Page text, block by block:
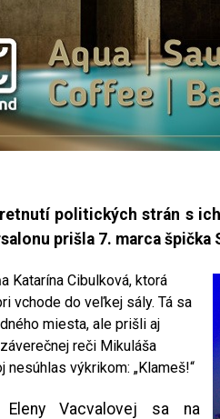
politických strán s
prišla 7. marca špička
Katarína Cibulková, ktorá
vchode do veľkej sály. Tá sa
miesta, ale prišli aj
reči Mikuláša
výkrikom: „Klameš!“
Eleny Vacvalovej sa na